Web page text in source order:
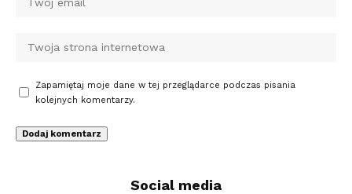
Zapamiętaj moje dane w tej przeglądarce podczas pisania
kolejnych komentarzy.
Social media